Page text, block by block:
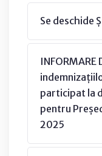
Se deschide
participat la
pentru
2025